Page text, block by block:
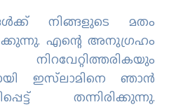
നിങ്ങളുടെ മതം
എന്റെ അനുഗ്രഹം
ഇസ്‌ലാമിനെ ഞാന്‍
തന്നിരിക്കുന്നു.